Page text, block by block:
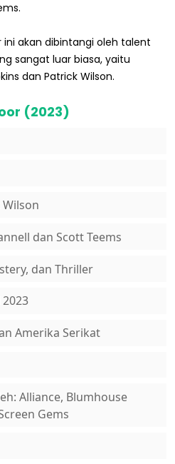
ini akan dibintangi oleh talent
sangat luar biasa, yaitu
dan Patrick Wilson.
(2023)
dan Scott Teems
dan Thriller
2023
Amerika Serikat
Alliance, Blumhouse
Gems